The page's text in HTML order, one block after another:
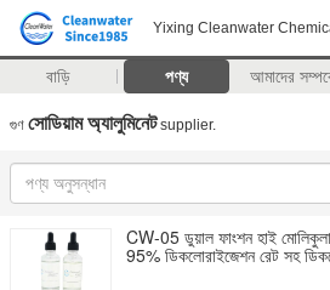
Yixing Cleanwater
বাড়ি পণ্য আমাদের
গুণ সোডিয়াম অ্যালুমিনেটsupplier.
CW-05 ডুয়াল ফাংশন হাই
95% ডিকলোরাইজেশন রেট সহ